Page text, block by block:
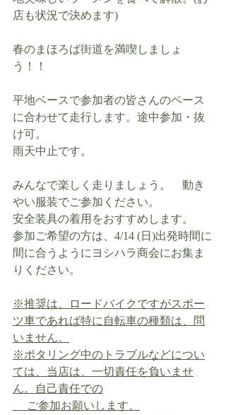
店も状況で決めます)
春のまほろば街道を満喫しましょ
う！！
平地ベースで参加者の皆さんのペース
に合わせて走行します。途中参加・抜
け可。
雨天中止です。
みんなで楽しく走りましょう。　動き
やい服装でご参加ください。
安全装具の着用をおすすめします。
参加ご希望の方は、4/14 (日)出発時間に
間に合うようにヨシハラ商会にお集ま
りください。
※推奨は、ロードバイクですがスポー
ツ車であれば特に自転車の種類は、問
いません。
※ポタリング中のトラブルなどについ
ては、当店は、一切責任を負いませ
ん。自己責任での
ご参加お願いします。